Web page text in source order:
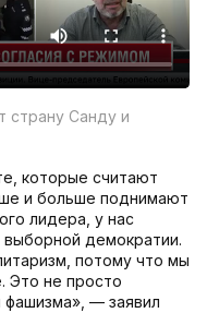
страну Санду и
которые считают
и больше поднимают
лидера, у нас
демократии.
потому что мы
Это не просто
фашизма», — заявил